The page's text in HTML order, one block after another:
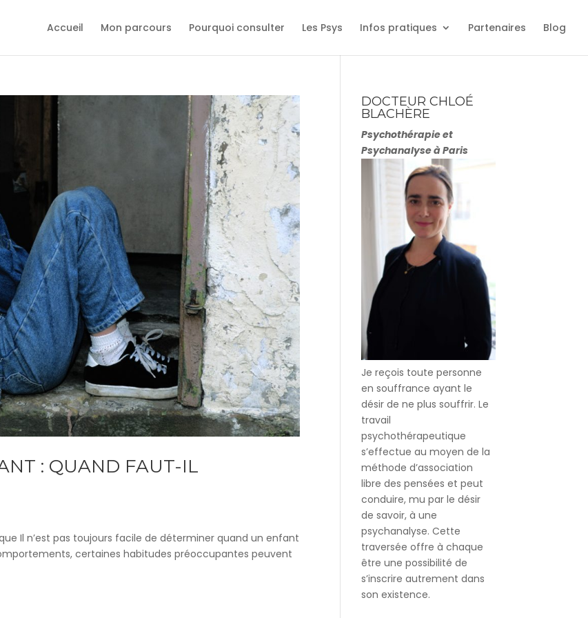
Accueil Mon parcours Pourquoi consulter Les Psys Infos pratiques Partenaires Blog
: QUAND FAUT-IL
Il n’est pas toujours facile de déterminer quand un enfant
certaines habitudes préoccupantes peuvent
DOCTEUR CHLOÉ
BLACHÈRE
Psychothérapie et
Psychanalyse à Paris
Je reçois toute personne
en souffrance ayant le
désir de ne plus souffrir. Le
travail
psychothérapeutique
s’effectue au moyen de la
méthode d’association
libre des pensées et peut
conduire, mu par le désir
de savoir, à une
psychanalyse. Cette
traversée offre à chaque
être une possibilité de
s’inscrire autrement dans
son existence.